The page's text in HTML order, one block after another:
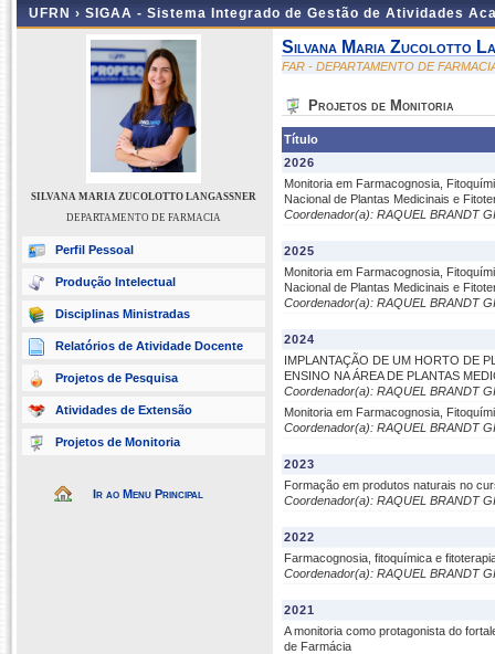
UFRN › SIGAA - Sistema Integrado de Gestão de Atividades
SILVANA MARIA ZUCOLOTTO LANGASSNER
DEPARTAMENTO DE FARMACIA
Perfil Pessoal
Produção Intelectual
Disciplinas Ministradas
Relatórios de Atividade Docente
Projetos de Pesquisa
Atividades de Extensão
Projetos de Monitoria
Ir ao Menu Principal
Silvana Maria Zucolotto
FAR - DEPARTAMENTO DE
Projetos de Monitoria
Título
2026
Monitoria em Farmacognosia,
Nacional de Plantas Medicinais e
Coordenador(a): RAQUEL BRANDT
2025
Monitoria em Farmacognosia,
Nacional de Plantas Medicinais e
Coordenador(a): RAQUEL BRANDT
2024
IMPLANTAÇÃO DE UM HORTO DE
ENSINO NA ÁREA DE PLANTAS
Coordenador(a): RAQUEL BRANDT
Monitoria em Farmacognosia,
Coordenador(a): RAQUEL BRANDT
2023
Formação em produtos naturais no
Coordenador(a): RAQUEL BRANDT
2022
Farmacognosia, fitoquímica e
Coordenador(a): RAQUEL BRANDT
2021
A monitoria como protagonista do
de Farmácia